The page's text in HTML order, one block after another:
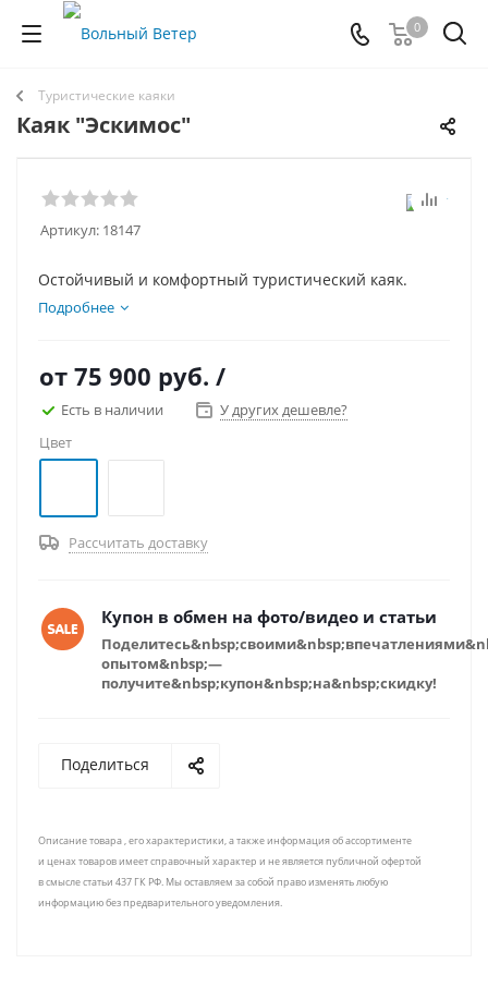
0
Туристические каяки
Каяк "Эскимос"
Артикул: 18147
Остойчивый и комфортный туристический каяк.
Подробнее
от 75 900 руб. /
Есть в наличии
У других дешевле?
Цвет
Рассчитать доставку
Купон в обмен на фото/видео и статьи
опытом&nbsp;—
получите&nbsp;купон&nbsp;на&nbsp;скидку!
Поделиться
Описание товара , его характеристики, а также информация об ассортименте
и ценах товаров имеет справочный характер и не является публичной офертой
в смысле статьи 437 ГК РФ. Мы оставляем за собой право изменять любую
информацию без предварительного уведомления.